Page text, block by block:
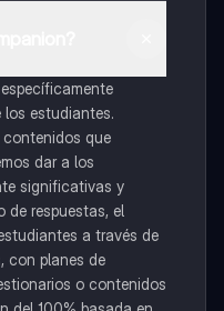
estudiantes.
que
dar a los
significativas y
de respuestas, el
a través de
con planes de
o contenidos